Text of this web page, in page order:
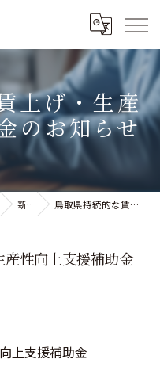
上げ・生産
のお知らせ
新着情報 鳥取県持続的な賃上げ・生産性向上支援補助金のお知らせ
性向上支援補助金
上支援補助金